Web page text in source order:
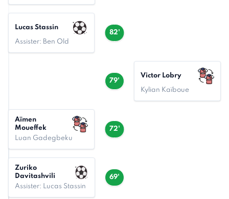
82'
Lucas Stassin
Assister: Ben Old
79'
Victor Lobry
Kylian Kaïboue
72'
Aïmen
Moueffek
Luan Gadegbeku
69'
Zuriko
Davitashvili
Assister: Lucas Stassin